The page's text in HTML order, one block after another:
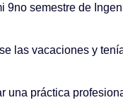
9no semestre de
las vacaciones y
una práctica